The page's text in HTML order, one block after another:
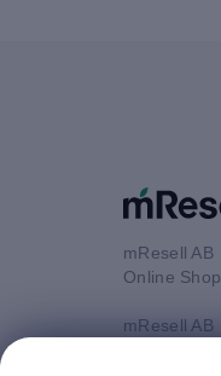
mResell AB
Online Shop
mResell AB